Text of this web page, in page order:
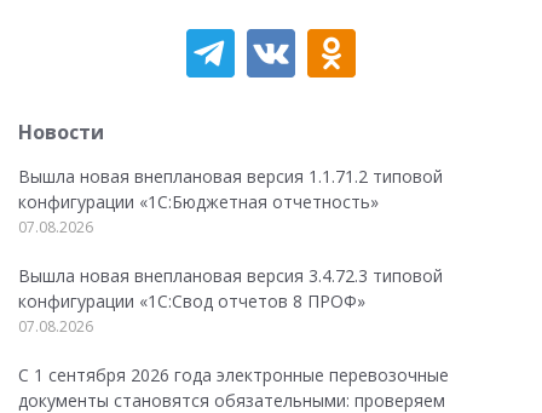
Новости
Вышла новая внеплановая версия 1.1.71.2 типовой
конфигурации «1C:Бюджетная отчетность»
07.08.2026
Вышла новая внеплановая версия 3.4.72.3 типовой
конфигурации «1C:Свод отчетов 8 ПРОФ»
07.08.2026
С 1 сентября 2026 года электронные перевозочные
документы становятся обязательными: проверяем